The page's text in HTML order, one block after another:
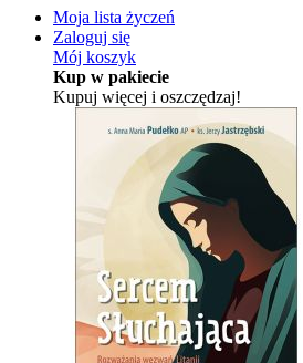
Moja lista życzeń
Zaloguj się
Mój koszyk
Kup w pakiecie
Kupuj więcej i oszczędzaj!